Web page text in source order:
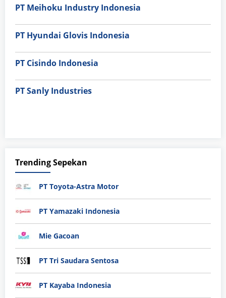
PT Meihoku Industry Indonesia
PT Hyundai Glovis Indonesia
PT Cisindo Indonesia
PT Sanly Industries
Trending Sepekan
PT Toyota-Astra Motor
PT Yamazaki Indonesia
Mie Gacoan
PT Tri Saudara Sentosa
PT Kayaba Indonesia